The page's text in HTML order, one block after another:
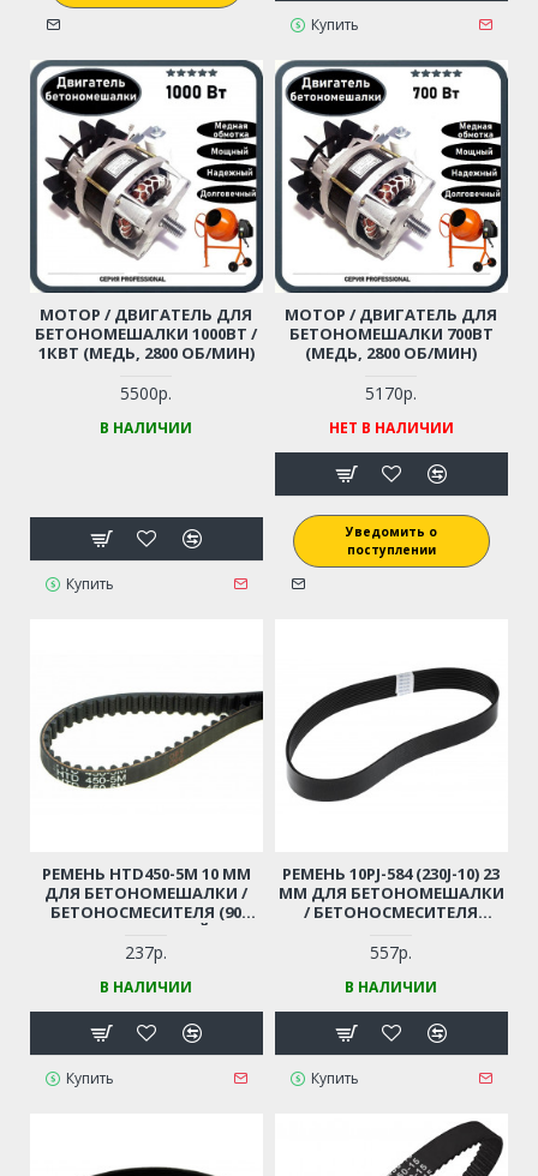
Купить
МОТОР / ДВИГАТЕЛЬ ДЛЯ
БЕТОНОМЕШАЛКИ 1000ВТ /
1КВТ (МЕДЬ, 2800 ОБ/МИН)
5500р.
В НАЛИЧИИ
Купить
МОТОР / ДВИГАТЕЛЬ ДЛЯ
БЕТОНОМЕШАЛКИ 700ВТ
(МЕДЬ, 2800 ОБ/МИН)
5170р.
НЕТ В НАЛИЧИИ
Уведомить о
поступлении
РЕМЕНЬ HTD450-5M 10 ММ
ДЛЯ БЕТОНОМЕШАЛКИ /
БЕТОНОСМЕСИТЕЛЯ (90
ЗУБЬЕВ, РЕЗИНОВЫЙ) ДЛЯ
ГАЗОНОКОСИЛКИ BOSCH
ROTAK 32, ARM 32 (ЗАМЕНА
F016L66677)
237р.
В НАЛИЧИИ
Купить
РЕМЕНЬ 10PJ-584 (230J-10) 23
ММ ДЛЯ БЕТОНОМЕШАЛКИ
/ БЕТОНОСМЕСИТЕЛЯ
(ПОЛИУРЕТАНОВЫЙ)
557р.
В НАЛИЧИИ
Купить